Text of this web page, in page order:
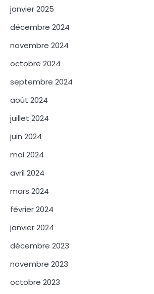
janvier 2025
décembre 2024
novembre 2024
octobre 2024
septembre 2024
août 2024
juillet 2024
juin 2024
mai 2024
avril 2024
mars 2024
février 2024
janvier 2024
décembre 2023
novembre 2023
octobre 2023